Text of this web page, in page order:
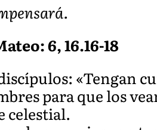
6, 16.16-18
«Tengan
para que los
celestial.